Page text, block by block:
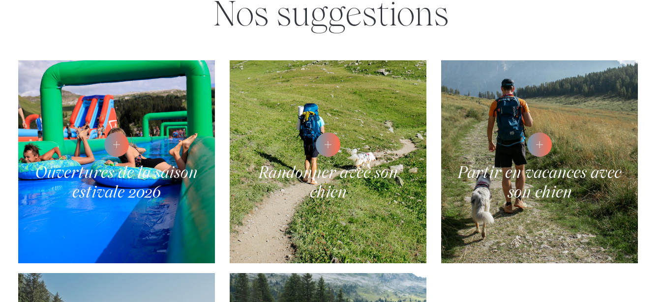
nos suggestions
Ouvertures de la saison
estivale 2026
Randonner avec son
chien
Partir en vacances avec
son chien